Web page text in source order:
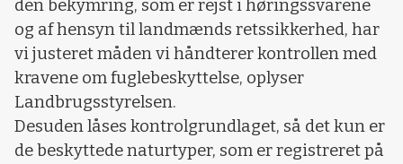
den bekymring, som er rejst i høringssvarene
og af hensyn til landmænds retssikkerhed, har
vi justeret måden vi håndterer kontrollen med
kravene om fuglebeskyttelse, oplyser
Landbrugsstyrelsen.
Desuden låses kontrolgrundlaget, så det kun er
de beskyttede naturtyper, som er registreret på